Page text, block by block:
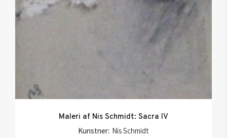
Maleri af Nis Schmidt: Sacra IV
Kunstner: Nis Schmidt